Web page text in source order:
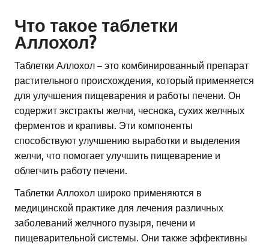
Что такое таблетки
Аллохол?
Таблетки Аллохол – это комбинированный препарат
растительного происхождения, который применяется
для улучшения пищеварения и работы печени. Он
содержит экстракты желчи, чеснока, сухих желчных
ферментов и крапивы. Эти компоненты
способствуют улучшению выработки и выделения
желчи, что помогает улучшить пищеварение и
облегчить работу печени.
Таблетки Аллохол широко применяются в
медицинской практике для лечения различных
заболеваний желчного пузыря, печени и
пищеварительной системы. Они также эффективны